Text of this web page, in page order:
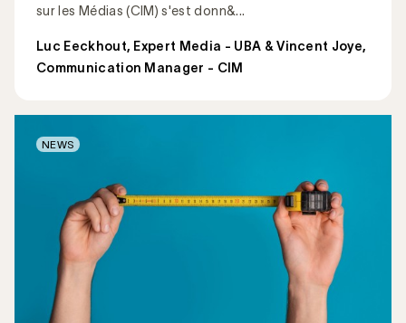
sur les Médias (CIM) s'est donn&...
Luc Eeckhout, Expert Media - UBA & Vincent Joye,
Communication Manager - CIM
NEWS